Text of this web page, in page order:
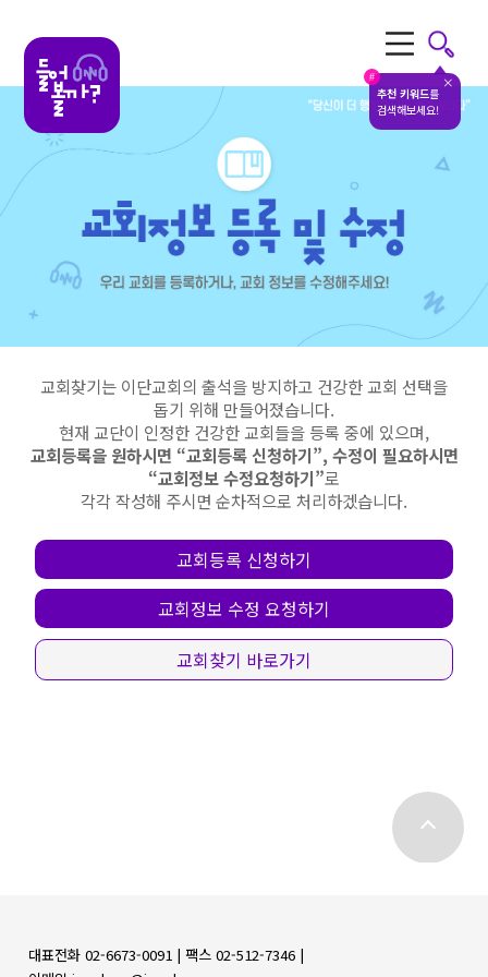
#
추천 키워드를
검색해보세요!
교회찾기는 이단교회의 출석을 방지하고 건강한 교회 선택을
돕기 위해 만들어졌습니다.
현재 교단이 인정한 건강한 교회들을 등록 중에 있으며,
교회등록을 원하시면 “교회등록 신청하기”, 수정이 필요하시면
“교회정보 수정요청하기”로
각각 작성해 주시면 순차적으로 처리하겠습니다.
교회등록 신청하기
교회정보 수정 요청하기
교회찾기 바로가기
대표전화 02-6673-0091 | 팩스 02-512-7346 |